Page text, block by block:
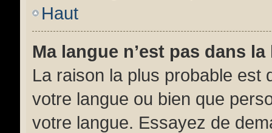
Haut
Ma langue n’est pas dans
La raison la plus probable est
votre langue ou bien que
votre langue. Essayez de